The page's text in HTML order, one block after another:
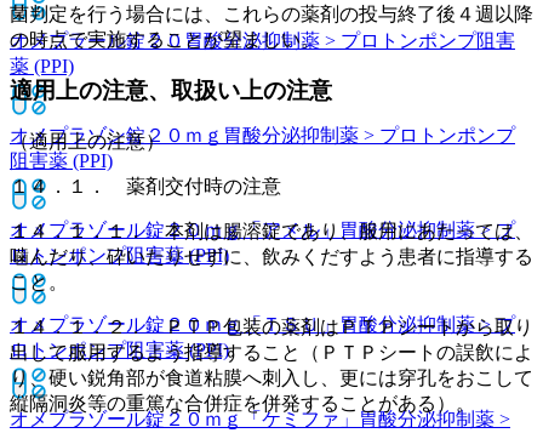
オメプラール錠２０ 胃酸分泌抑制薬 > プロトンポンプ阻害
薬 (PPI)
オメプラゾン錠２０ｍｇ 胃酸分泌抑制薬 > プロトンポンプ
阻害薬 (PPI)
オメプラゾール錠２０ｍｇ「アメル」 胃酸分泌抑制薬 > プ
ロトンポンプ阻害薬 (PPI)
オメプラゾール錠２０ｍｇ「ＴＳＵ」胃酸分泌抑制薬 > プ
ロトンポンプ阻害薬 (PPI)
オメプラゾール錠２０ｍｇ「ケミファ」 胃酸分泌抑制薬 >
菌判定を行う場合には、これらの薬剤の投与終了後４週以降
の時点で実施することが望ましい。
適用上の注意、取扱い上の注意
（適用上の注意）
１４．１． 薬剤交付時の注意
１４．１．１． 本剤は腸溶錠であり、服用にあたっては、
噛んだり、砕いたりせずに、飲みくだすよう患者に指導する
こと。
１４．１．２． ＰＴＰ包装の薬剤はＰＴＰシートから取り
出して服用するよう指導すること（ＰＴＰシートの誤飲によ
り、硬い鋭角部が食道粘膜へ刺入し、更には穿孔をおこして
縦隔洞炎等の重篤な合併症を併発することがある）。